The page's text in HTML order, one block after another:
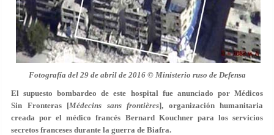
Fotografía del 29 de abril de 2016 © Ministerio ruso de Defensa
El supuesto bombardeo de este hospital fue anunciado por Médicos
Sin Fronteras [Médecins sans frontières], organización humanitaria
creada por el médico francés Bernard Kouchner para los servicios
secretos franceses durante la guerra de Biafra.